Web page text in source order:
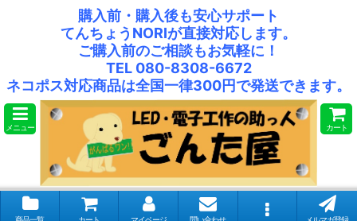
購入前・購入後も安心サポート
てんちょうNORIが直接対応します。
ご購入前のご相談もお気軽に！
TEL 080-8308-6672
ネコポス対応商品は全国一律300円で発送できます。
メニュー カート
商品一覧 カート マイページ 問い合わせ メルマガ登録